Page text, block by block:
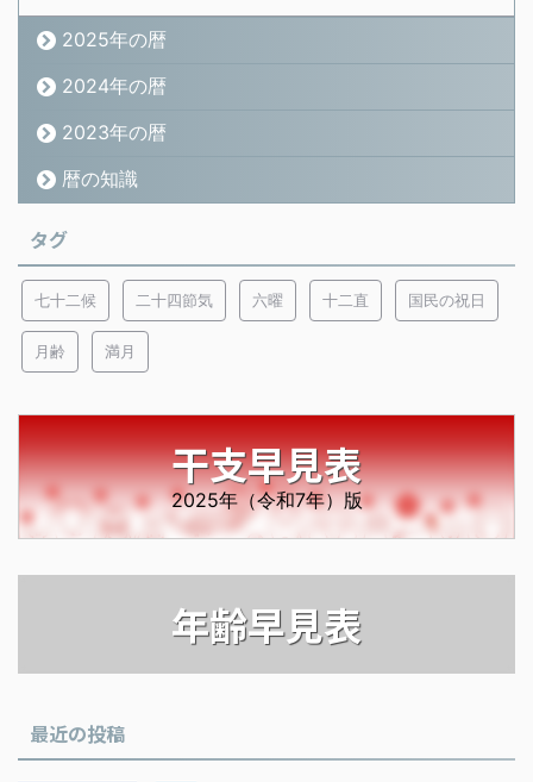
2025年の暦
2024年の暦
2023年の暦
暦の知識
タグ
七十二候 二十四節気 六曜 十二直 国民の祝日
月齢 満月
干支早見表
2025年（令和7年）版
年齢早見表
最近の投稿